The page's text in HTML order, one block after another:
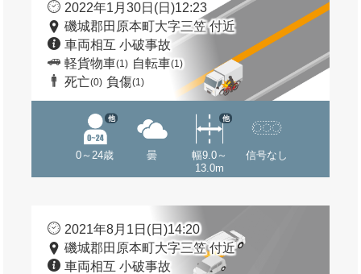
2022年1月30日(日)12:23
磯城郡田原本町大字三笠 付近
車両相互 小破事故
軽貨物車(1) 自転車(1)
死亡(0) 負傷(1)
0～24歳
他
曇
幅9.0～
13.0m
他
信号なし
2021年8月1日(日)14:20
磯城郡田原本町大字三笠 付近
車両相互 小破事故